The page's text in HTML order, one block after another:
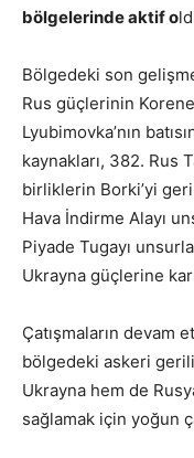
bölgelerinde aktif o
Bölgedeki son
Rus güçlerinin
Lyubimovka’nın
kaynakları, 382. Rus
birliklerin Borki’yi geri
Hava İndirme Alayı
Piyade Tugayı
Ukrayna güçlerine
Çatışmaların devam
bölgedeki askeri
Ukrayna hem de
sağlamak için yoğun